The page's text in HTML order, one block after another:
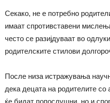
Секако, не е потребно
имаат спротивставени
често се разијдуваат во
родителските стилови
После низа истражувања
дека децата на родителите со
ќе бидат попослушни, но и